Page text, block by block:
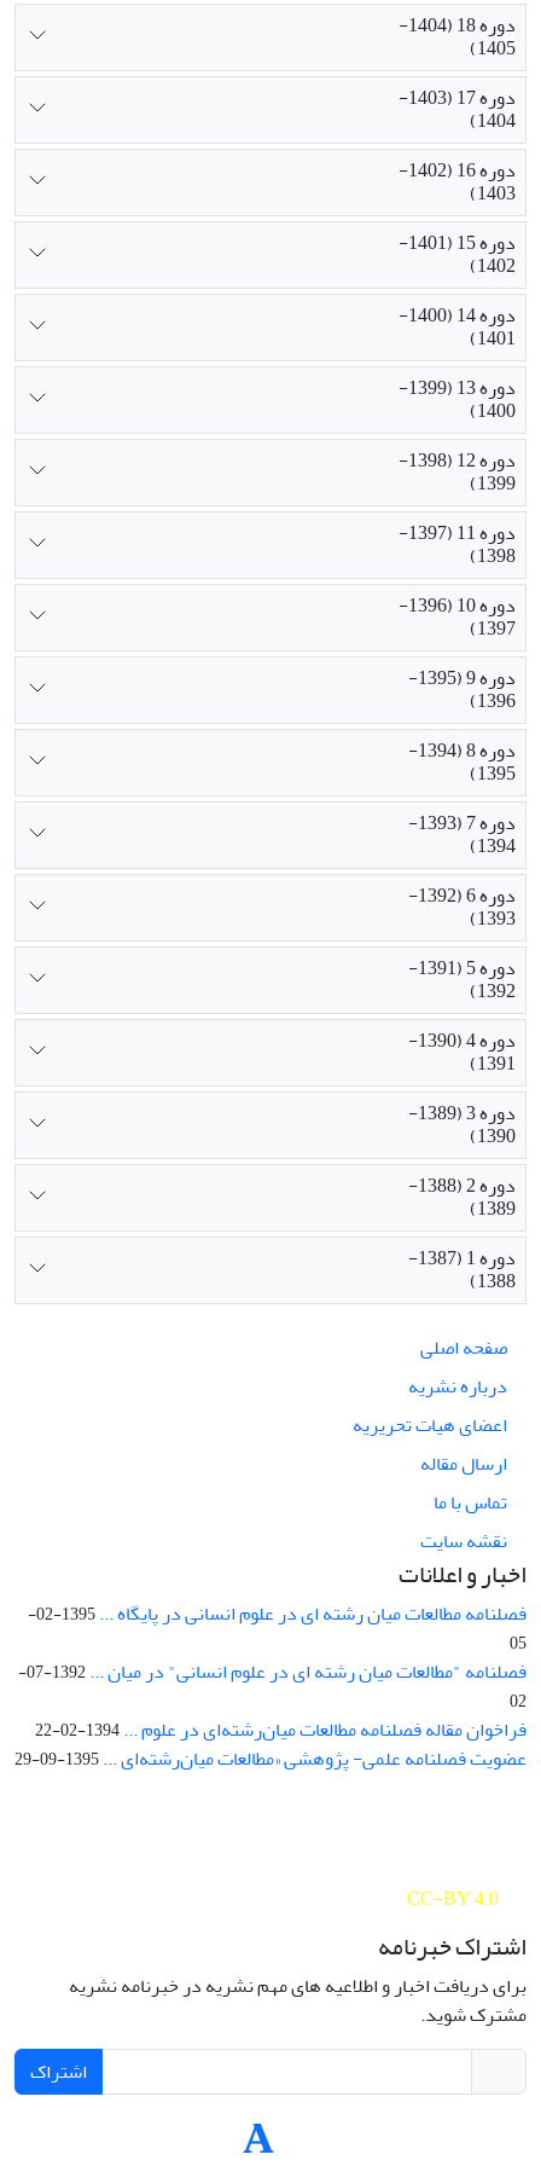
دوره 18 (1404-
1405)
دوره 17 (1403-
1404)
دوره 16 (1402-
1403)
دوره 15 (1401-
1402)
دوره 14 (1400-
1401)
دوره 13 (1399-
1400)
دوره 12 (1398-
1399)
دوره 11 (1397-
1398)
دوره 10 (1396-
1397)
دوره 9 (1395-
1396)
دوره 8 (1394-
1395)
دوره 7 (1393-
1394)
دوره 6 (1392-
1393)
دوره 5 (1391-
1392)
دوره 4 (1390-
1391)
دوره 3 (1389-
1390)
دوره 2 (1388-
1389)
دوره 1 (1387-
1388)
صفحه اصلی
درباره نشریه
اعضای هیات تحریریه
ارسال مقاله
تماس با ما
نقشه سایت
اخبار و اعلانات
فصلنامه مطالعات میان رشته ای در علوم انسانی در پایگاه ...
1395-02-
05
فصلنامه "مطالعات میان رشته ای در علوم انسانی" در میان ...
1392-07-
02
فراخوان مقاله فصلنامه مطالعات میان‌رشته‌ای در علوم ...1394-02-22
عضویت فصلنامه علمی- پژوهشی «مطالعات میان‌رشته‌ای ...1395-09-29
CC-BY 4.0
اشتراک خبرنامه
برای دریافت اخبار و اطلاعیه های مهم نشریه در خبرنامه نشریه
مشترک شوید.
اشتراک